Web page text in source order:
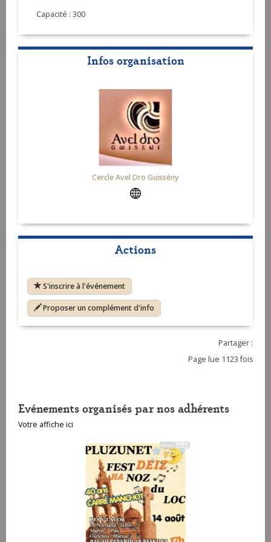
Capacité : 300
Infos organisation
Cercle Avel Dro Guissény
Actions
S'inscrire à l'événement
Proposer un complément d'info
Partager :
Page lue 1123 fois
Evénements organisés par nos adhérents
Votre affiche ici